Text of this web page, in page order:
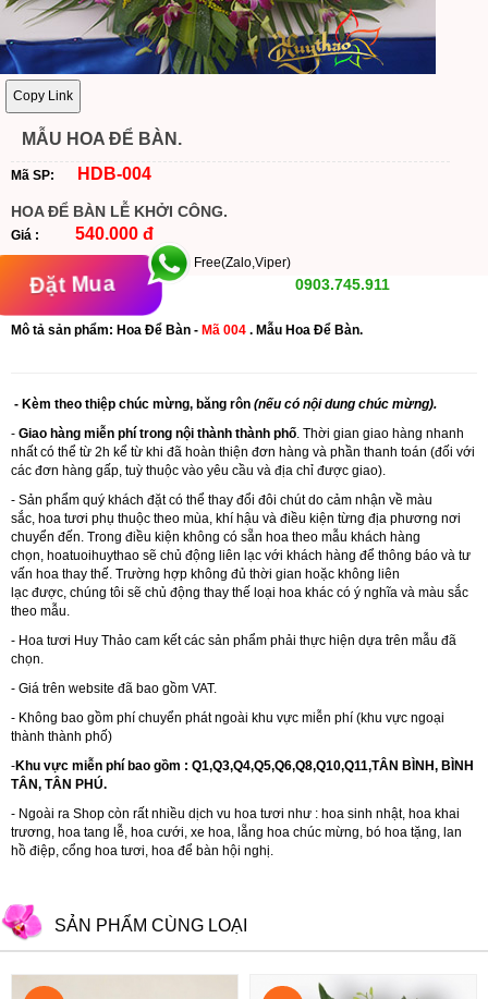
Copy Link
MẪU HOA ĐỂ BÀN.
Mã SP: HDB-004
HOA ĐỂ BÀN LỄ KHỞI CÔNG.
Giá : 540.000 đ
Đặt Mua
Free(Zalo,Viper)
0903.745.911
Mô tả sản phẩm: Hoa Để Bàn - Mã 004 . Mẫu Hoa Để Bàn.
- Kèm theo thiệp chúc mừng, băng rôn (nếu có nội dung chúc mừng).
- Giao hàng miễn phí trong nội thành thành phố. Thời gian giao hàng nhanh
nhất có thể từ 2h kể từ khi đã hoàn thiện đơn hàng và phần thanh toán (đối với
các đơn hàng gấp, tuỳ thuộc vào yêu cầu và địa chỉ được giao).
- Sản phẩm quý khách đặt có thể thay đổi đôi chút do cảm nhận về màu
sắc, hoa tươi phụ thuộc theo mùa, khí hậu và điều kiện từng địa phương nơi
chuyển đến. Trong điều kiện không có sẵn hoa theo mẫu khách hàng
chọn, hoatuoihuythao sẽ chủ động liên lạc với khách hàng để thông báo và tư
vấn hoa thay thế. Trường hợp không đủ thời gian hoặc không liên
lạc được, chúng tôi sẽ chủ động thay thế loại hoa khác có ý nghĩa và màu sắc
theo mẫu.
- Hoa tươi Huy Thảo cam kết các sản phẩm phải thực hiện dựa trên mẫu đã
chọn.
- Giá trên website đã bao gồm VAT.
- Không bao gồm phí chuyển phát ngoài khu vực miễn phí (khu vực ngoại
thành thành phố)
-Khu vực miễn phí bao gồm : Q1,Q3,Q4,Q5,Q6,Q8,Q10,Q11,TÂN BÌNH, BÌNH
TÂN, TÂN PHÚ.
- Ngoài ra Shop còn rất nhiều dịch vu hoa tươi như : hoa sinh nhật, hoa khai
trương, hoa tang lễ, hoa cưới, xe hoa, lẵng hoa chúc mừng, bó hoa tặng, lan
hồ điệp, cổng hoa tươi, hoa để bàn hội nghị.
SẢN PHẨM CÙNG LOẠI